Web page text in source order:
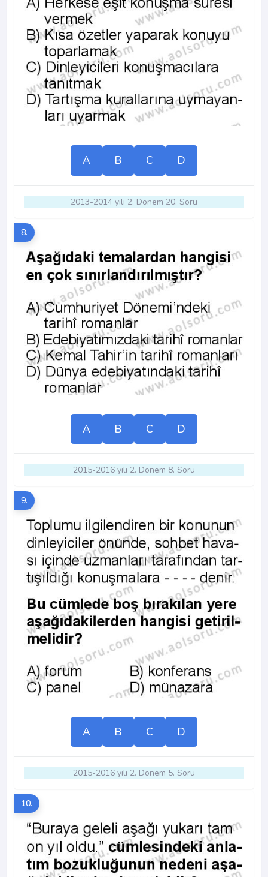
A B C D
2013-2014 yılı 2. Dönem 20. Soru
8.
A B C D
2015-2016 yılı 2. Dönem 8. Soru
9.
A B C D
2015-2016 yılı 2. Dönem 5. Soru
10.